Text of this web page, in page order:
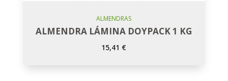
Añadir Al Carro
ALMENDRAS
ALMENDRA LÁMINA DOYPACK 1 KG
15,41 €